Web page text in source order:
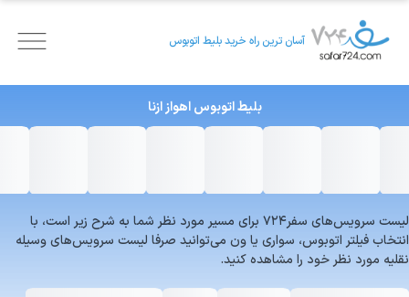
آسان ترین راه خرید بلیط اتوبوس
بلیط اتوبوس اهوازازنا
لیست سرویس‌های سفر۷۲۴ برای مسیر مورد نظر شما به شرح زیر است، با
انتخاب فیلتر اتوبوس، سواری یا ون می‌توانید صرفا لیست سرویس‌های وسیله
نقلیه مورد نظر خود را مشاهده کنید.